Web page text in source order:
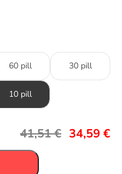
60 pill 30 pill
10 pill
41,51€ 34,59 €